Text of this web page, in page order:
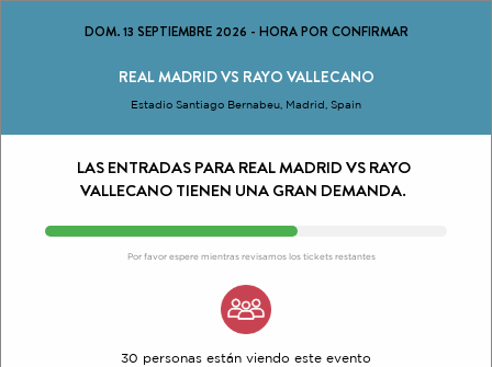
DOM. 13 SEPTIEMBRE 2026 - HORA POR CONFIRMAR
REAL MADRID VS RAYO VALLECANO
Estadio Santiago Bernabeu, Madrid, Spain
LAS ENTRADAS PARA REAL MADRID VS RAYO
VALLECANO TIENEN UNA GRAN DEMANDA.
Por favor espere mientras revisamos los tickets restantes
30 personas están viendo este evento